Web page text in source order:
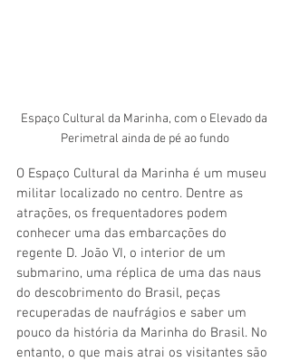
Espaço Cultural da Marinha, com o Elevado da
Perimetral ainda de pé ao fundo
O Espaço Cultural da Marinha é um museu
militar localizado no centro. Dentre as
atrações, os frequentadores podem
conhecer uma das embarcações do
regente D. João VI, o interior de um
submarino, uma réplica de uma das naus
do descobrimento do Brasil, peças
recuperadas de naufrágios e saber um
pouco da história da Marinha do Brasil. No
entanto, o que mais atrai os visitantes são